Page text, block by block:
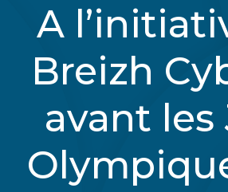
A
Breizh
avant les